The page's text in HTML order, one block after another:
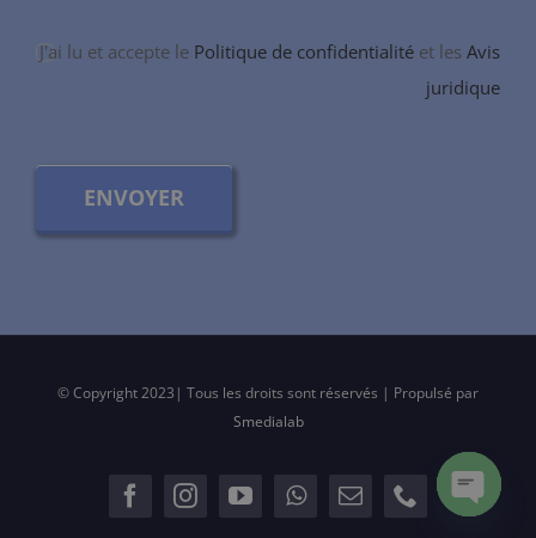
J'ai lu et accepte le Politique de confidentialité et lesAvis
juridique
ENVOYER
© Copyright 2023| Tous les droits sont réservés | Propulsé par
Smedialab